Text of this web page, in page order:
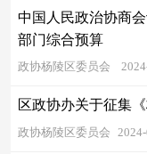
中国人民政治协商
部门综合预算
政协杨陵区委员会
区政协办关于征集
政协杨陵区委员会